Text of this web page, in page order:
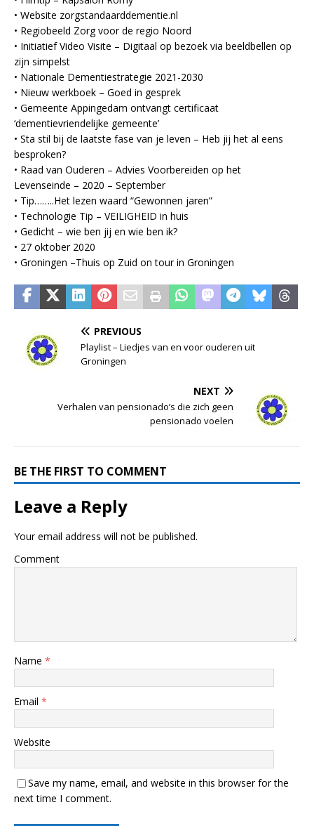
• Website zorgstandaarddementie.nl
• Regiobeeld Zorg voor de regio Noord
• Initiatief Video Visite – Digitaal op bezoek via beeldbellen op
zijn simpelst
• Nationale Dementiestrategie 2021-2030
• Nieuw werkboek – Goed in gesprek
• Gemeente Appingedam ontvangt certificaat
‘dementievriendelijke gemeente’
• Sta stil bij de laatste fase van je leven – Heb jij het al eens
besproken?
• Raad van Ouderen – Advies Voorbereiden op het
Levenseinde – 2020 – September
• Tip……..Het lezen waard “Gewonnen jaren”
• Technologie Tip – VEILIGHEID in huis
• Gedicht – wie ben jij en wie ben ik?
• 27 oktober 2020
• Groningen –Thuis op Zuid on tour in Groningen
PREVIOUS
Playlist – Liedjes van en voor ouderen uit
Groningen
NEXT
Verhalen van pensionado’s die zich geen
pensionado voelen
BE THE FIRST TO COMMENT
Leave a Reply
Your email address will not be published.
Comment
Name *
Email *
Website
Save my name, email, and website in this browser for the
next time I comment.